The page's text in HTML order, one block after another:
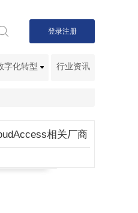
登录注册
字化转型 行业资讯
相关厂商